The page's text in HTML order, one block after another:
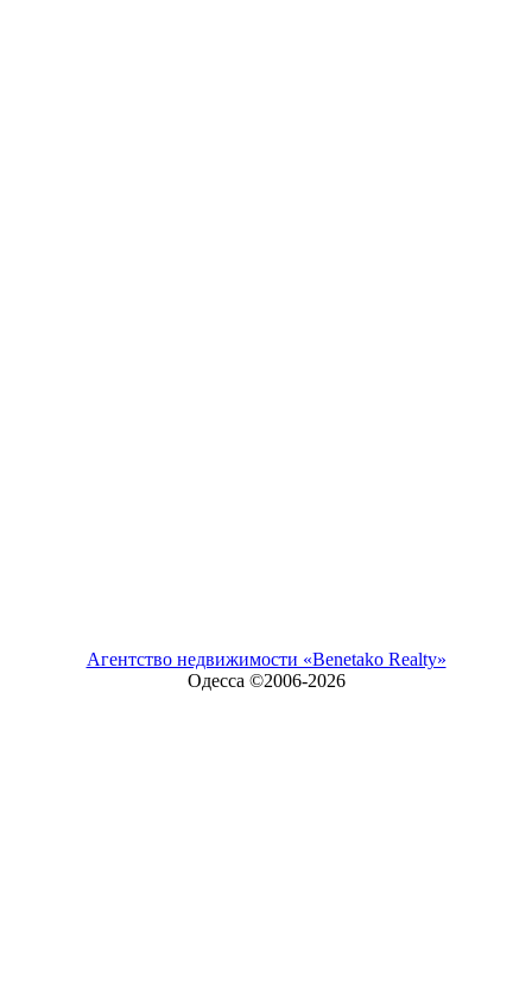
Агентство недвижимости «Benetako Realty»
Одесса ©2006-2026